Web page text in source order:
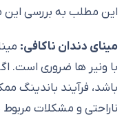
این مطلب به بررسی این
مینای دندان ناکافی:
با ونیر ها ضروری است.
باشد، فرآیند باندینگ
ناراحتی و مشکلات